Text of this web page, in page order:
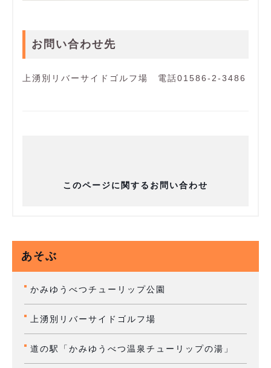
お問い合わせ先
上湧別リバーサイドゴルフ場 電話01586-2-3486
このページに関するお問い合わせ
あそぶ
かみゆうべつチューリップ公園
上湧別リバーサイドゴルフ場
道の駅「かみゆうべつ温泉チューリップの湯」